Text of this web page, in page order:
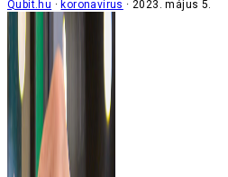
Qubit.hu koronavírus 2023. május 5.